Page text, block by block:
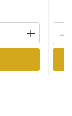
+ -